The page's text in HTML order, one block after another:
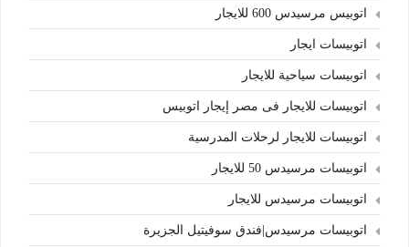
اتوبيس مرسيدس 600 للايجار
اتوبيسات ايجار
اتوبيسات سياحية للايجار
اتوبيسات للايجار فى مصر إيجار اتوبيس
اتوبيسات للايجار لرحلات المدرسية
اتوبيسات مرسيدس 50 للايجار
اتوبيسات مرسيدس للايجار
اتوبيسات مرسيدس|فندق سوفيتيل الجزيرة